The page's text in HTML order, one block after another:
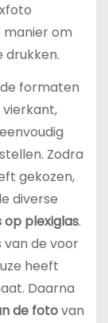
manier om
drukken.
formaten
vierkant,
Zodra
gekozen,
diverse
op plexiglas.
van de voor
heeft
Daarna
de fotovan